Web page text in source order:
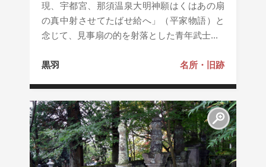
現、宇都宮、那須温泉大明神願はくはあの扇
の真中射させてたばせ給へ」（平家物語）と
念じて、見事扇の的を射落とした青年武士...
黒羽 名所・旧跡